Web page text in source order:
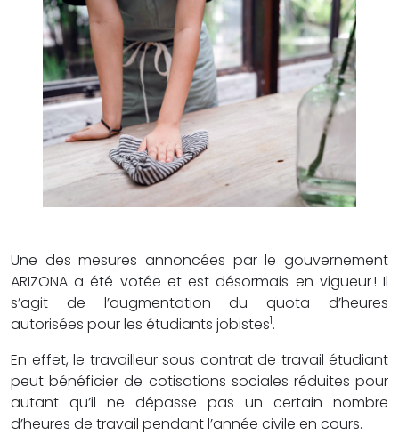
Une des mesures annoncées par le gouvernement
ARIZONA a été votée et est désormais en vigueur ! Il
s’agit de l’augmentation du quota d’heures
autorisées pour les étudiants jobistes1.
En effet, le travailleur sous contrat de travail étudiant
peut bénéficier de cotisations sociales réduites pour
autant qu’il ne dépasse pas un certain nombre
d’heures de travail pendant l’année civile en cours.